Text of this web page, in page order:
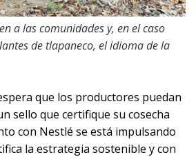
a las comunidades y, en el caso
de tlapaneco, el idioma de la
que los productores puedan
sello que certifique su cosecha
con Nestlé se está impulsando
la estrategia sostenible y con